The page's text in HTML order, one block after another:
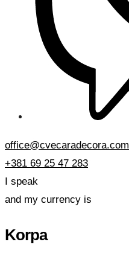
office@cvecaradecora.com
+381 69 25 47 283
I speak
and my currency is
Korpa